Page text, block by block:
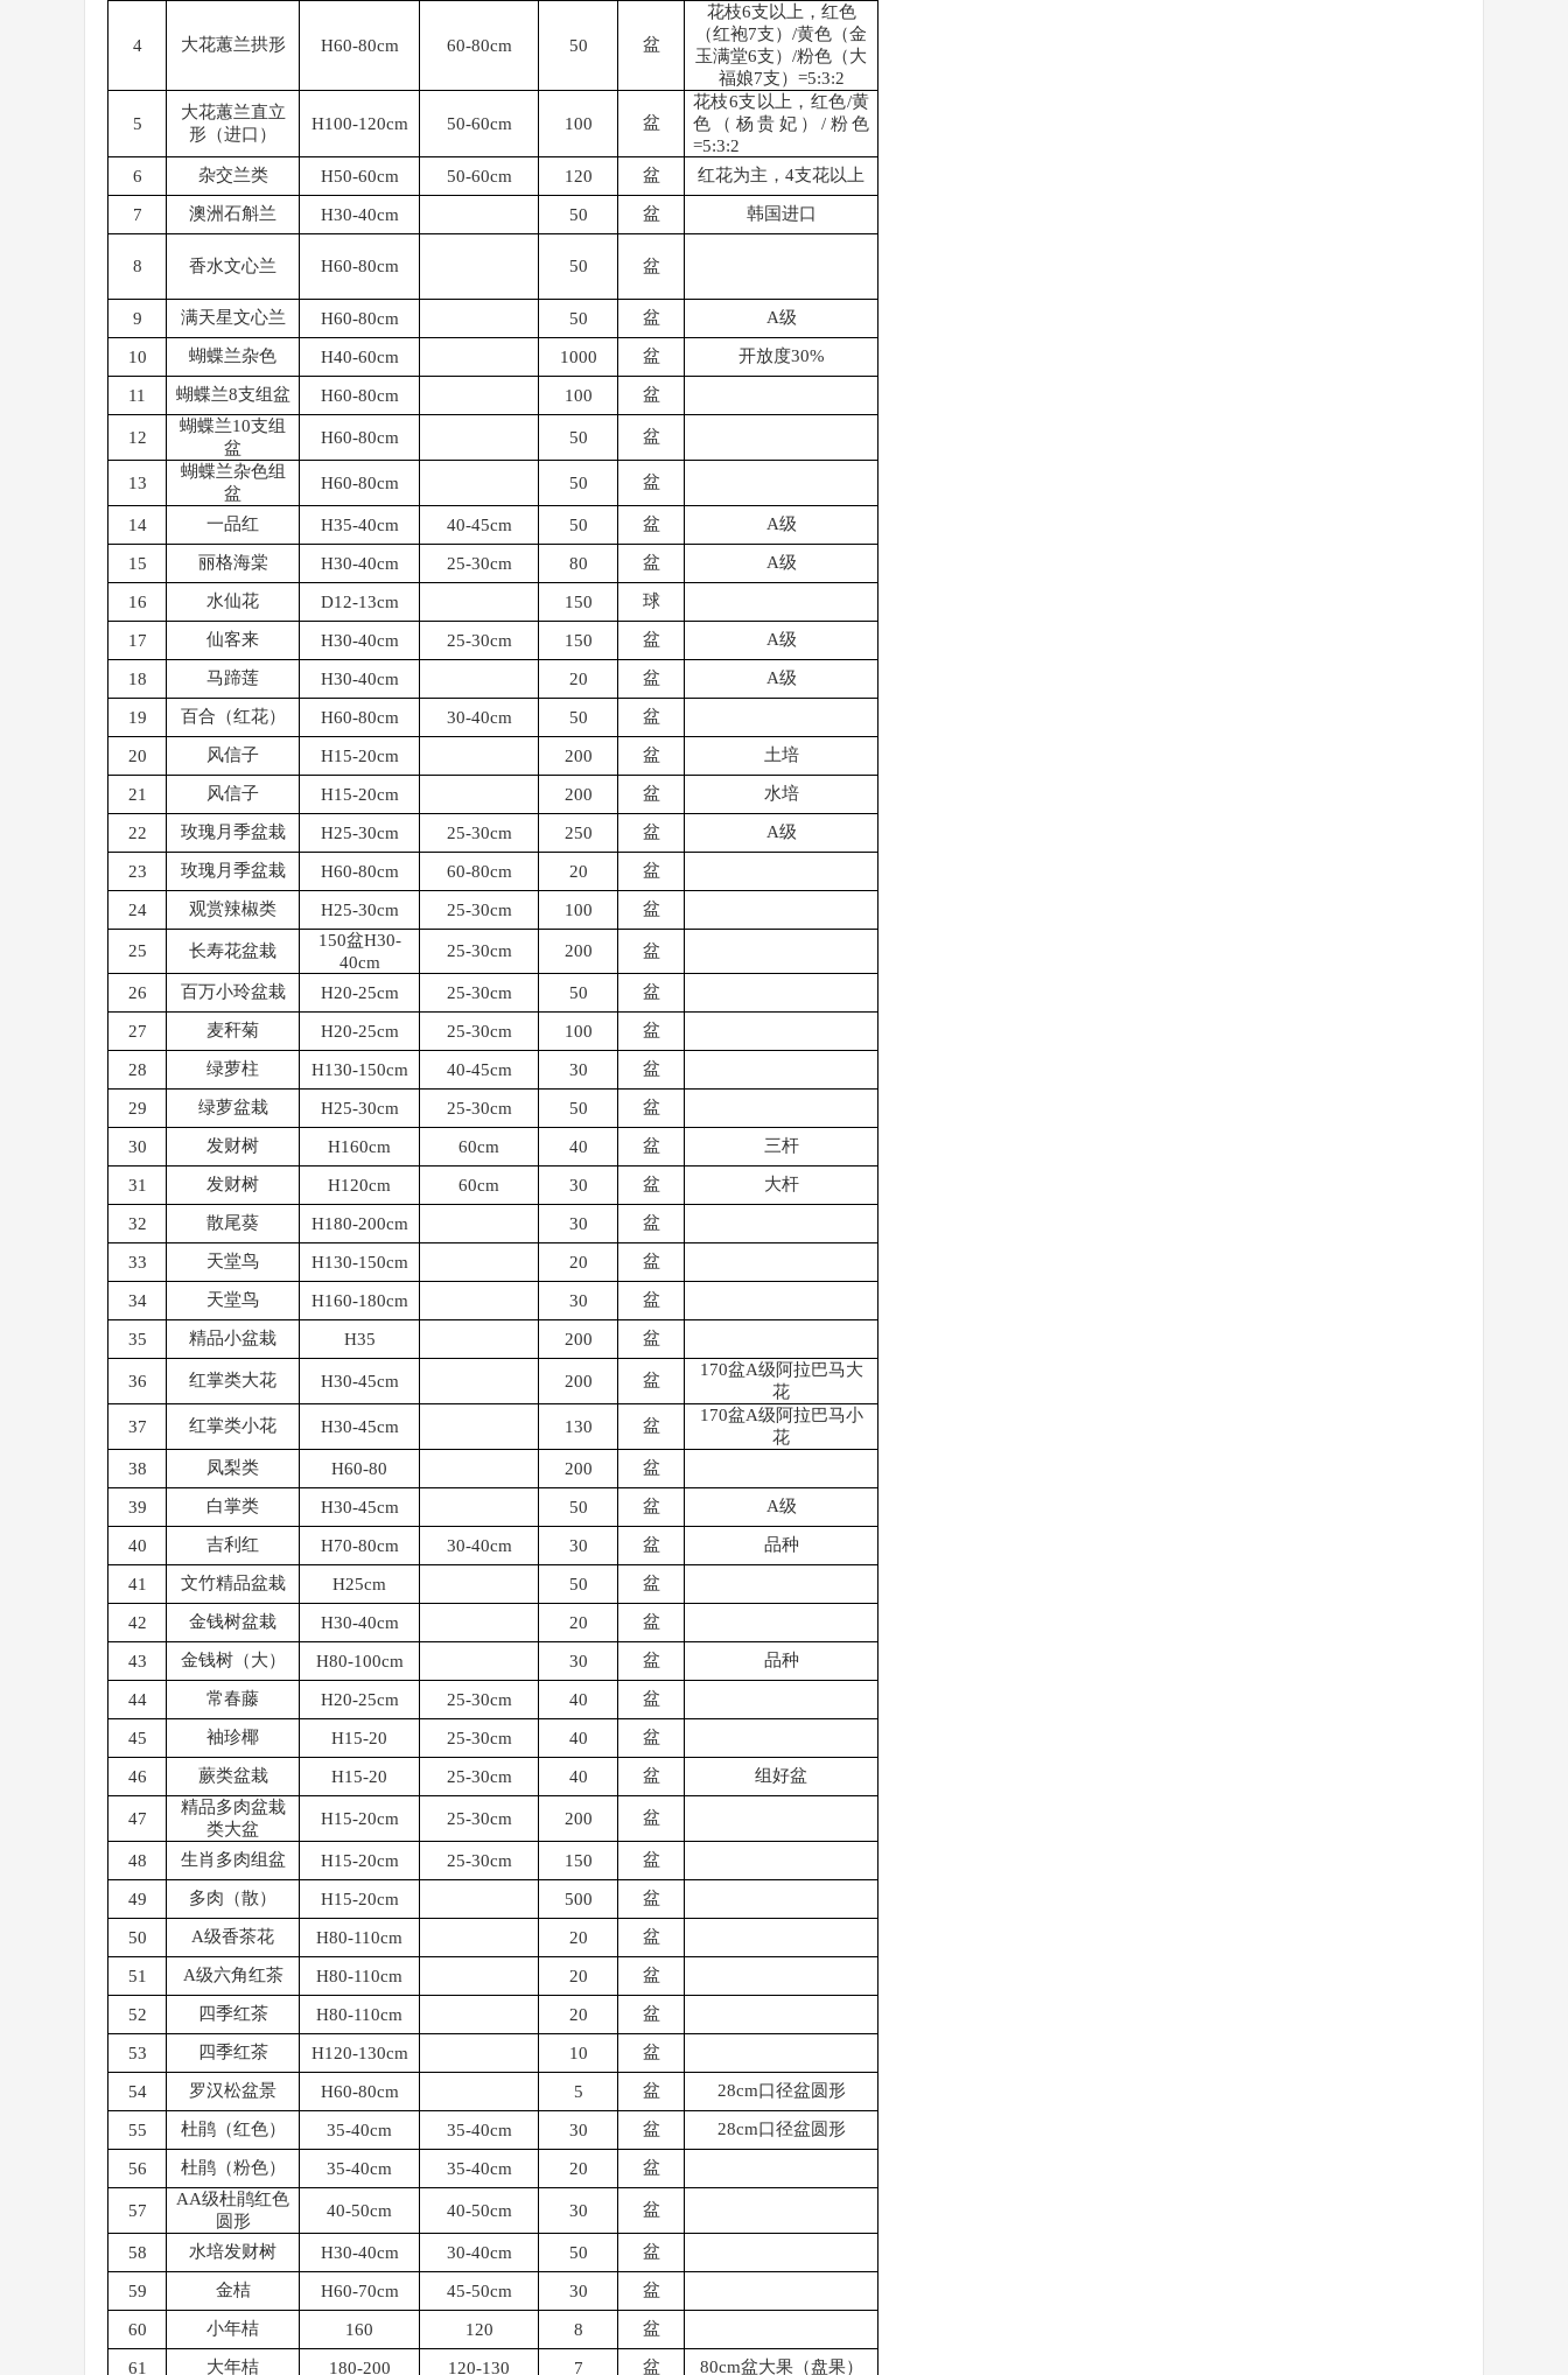
4 大花蕙兰拱形 H60-80cm 60-80cm 50 盆
花枝6支以上，红色
（红袍7支）/黄色（金
玉满堂6支）/粉色（大
福娘7支）=5:3:2
5
大花蕙兰直立
形（进口）
H100-120cm 50-60cm 100 盆
花枝6支以上，红色/黄
色（杨贵妃）/粉色
=5:3:2
6
杂交兰类 H50-60cm 50-60cm 120 盆 红花为主， 4支花以上
7 澳洲石斛兰 H30-40cm 50 盆 韩国进口
8 香水文心兰 H60-80cm 50 盆
9 满天星文心兰 H60-80cm 50 盆 A级
10 蝴蝶兰杂色 H40-60cm 1000 盆 开放度30%
11 蝴蝶兰8支组盆 H60-80cm 100 盆
12
蝴蝶兰10支组
盆
H60-80cm 50 盆
13
蝴蝶兰杂色组
盆
H60-80cm 50 盆
14 一品红 H35-40cm 40-45cm 50 盆 A级
15 丽格海棠 H30-40cm 25-30cm 80 盆 A级
16 水仙花 D12-13cm 150 球
17 仙客来 H30-40cm 25-30cm 150 盆 A级
18 马蹄莲 H30-40cm 20 盆 A级
19 百合（红花） H60-80cm 30-40cm 50 盆
20 风信子 H15-20cm 200 盆 土培
21 风信子 H15-20cm 200 盆 水培
22 玫瑰月季盆栽 H25-30cm 25-30cm 250 盆 A级
23 玫瑰月季盆栽 H60-80cm 60-80cm 20 盆
24 观赏辣椒类 H25-30cm 25-30cm 100 盆
25 长寿花盆栽
150盆H30-
40cm
25-30cm 200 盆
26 百万小玲盆栽 H20-25cm 25-30cm 50 盆
27 麦秆菊 H20-25cm 25-30cm 100 盆
28 绿萝柱 H130-150cm 40-45cm 30 盆
29 绿萝盆栽 H25-30cm 25-30cm 50 盆
30 发财树 H160cm 60cm 40 盆 三杆
31 发财树 H120cm 60cm 30 盆 大杆
32 散尾葵 H180-200cm 30 盆
33 天堂鸟 H130-150cm 20 盆
34 天堂鸟 H160-180cm 30 盆
35 精品小盆栽 H35 200 盆
36 红掌类大花 H30-45cm 200 盆
170盆A级阿拉巴马大
花
37
红掌类小花 H30-45cm 130 盆
170盆A级阿拉巴马小
花
38
凤梨类 H60-80 200 盆
39 白掌类 H30-45cm 50 盆 A级
40 吉利红 H70-80cm 30-40cm 30 盆 品种
41 文竹精品盆栽 H25cm 50 盆
42 金钱树盆栽 H30-40cm 20 盆
43 金钱树（大） H80-100cm 30 盆 品种
44 常春藤 H20-25cm 25-30cm 40 盆
45 袖珍椰 H15-20 25-30cm 40 盆
46 蕨类盆栽 H15-20 25-30cm 40 盆 组好盆
47
精品多肉盆栽
类大盆
H15-20cm 25-30cm 200 盆
48 生肖多肉组盆 H15-20cm 25-30cm 150 盆
49 多肉（散） H15-20cm 500 盆
50 A级香茶花 H80-110cm 20 盆
51 A级六角红茶 H80-110cm 20 盆
52 四季红茶 H80-110cm 20 盆
53 四季红茶 H120-130cm 10 盆
54 罗汉松盆景 H60-80cm 5 盆 28cm口径盆圆形
55 杜鹃（红色） 35-40cm 35-40cm 30 盆 28cm口径盆圆形
56 杜鹃（粉色） 35-40cm 35-40cm 20 盆
57
AA级杜鹃红色
圆形
40-50cm 40-50cm 30 盆
58 水培发财树 H30-40cm 30-40cm 50 盆
59 金桔 H60-70cm 45-50cm 30 盆
60 小年桔 160 120 8 盆
61 大年桔 180-200 120-130 7 盆 80cm盆大果（盘果）